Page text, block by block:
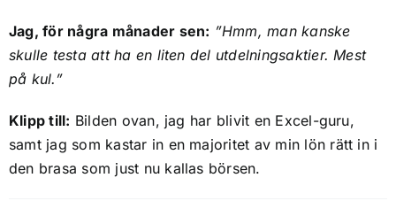
Jag, för några månader sen: ”Hmm, man kanske
skulle testa att ha en liten del utdelningsaktier. Mest
på kul.”
Klipp till: Bilden ovan, jag har blivit en Excel-guru,
samt jag som kastar in en majoritet av min lön rätt in i
den brasa som just nu kallas börsen.